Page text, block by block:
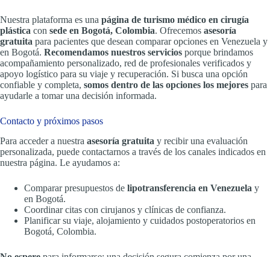
Nuestra plataforma es una página de turismo médico en cirugía
plástica con sede en Bogotá, Colombia. Ofrecemos asesoría
gratuita para pacientes que desean comparar opciones en Venezuela y
en Bogotá. Recomendamos nuestros servicios porque brindamos
acompañamiento personalizado, red de profesionales verificados y
apoyo logístico para su viaje y recuperación. Si busca una opción
confiable y completa, somos dentro de las opciones los mejores para
ayudarle a tomar una decisión informada.
Contacto y próximos pasos
Para acceder a nuestra asesoría gratuita y recibir una evaluación
personalizada, puede contactarnos a través de los canales indicados en
nuestra página. Le ayudamos a:
Comparar presupuestos de lipotransferencia en Venezuela y
en Bogotá.
Coordinar citas con cirujanos y clínicas de confianza.
Planificar su viaje, alojamiento y cuidados postoperatorios en
Bogotá, Colombia.